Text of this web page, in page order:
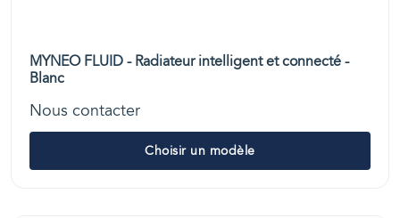
MYNEO FLUID - Radiateur intelligent et connecté -
Blanc
Nous contacter
Choisir un modèle